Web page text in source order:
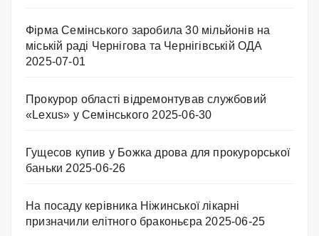
Фірма Семінського заробила 30 мільйонів на
міській раді Чернігова та Чернігівській ОДА
2025-07-01
Прокурор області відремонтував службовий
«Lexus» у Семінського 2025-06-30
Гущесов купив у Божка дрова для прокурорської
баньки 2025-06-26
На посаду керівника Ніжинської лікарні
призначили елітного браконьєра 2025-06-25